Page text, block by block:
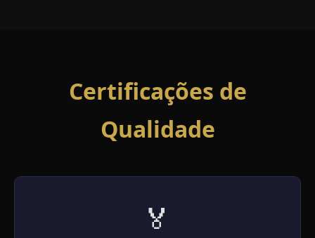
Certificações de
Qualidade
🏅